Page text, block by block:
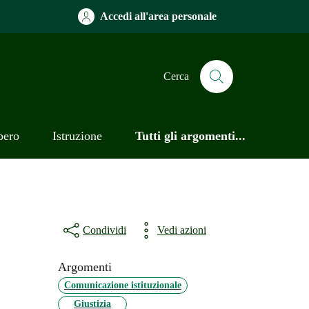
Accedi all'area personale
Cerca
Istruzione Tutti gli argomenti...
Condividi Vedi azioni
Argomenti
Comunicazione istituzionale
Giustizia